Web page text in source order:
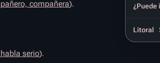
¿Puede
Litoral
compañera).
serio).